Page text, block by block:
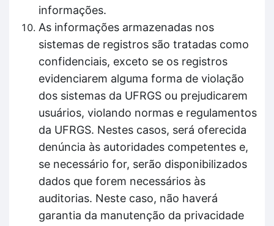
informações.
As informações armazenadas nos
sistemas de registros são tratadas como
confidenciais, exceto se os registros
evidenciarem alguma forma de violação
dos sistemas da UFRGS ou prejudicarem
usuários, violando normas e regulamentos
da UFRGS. Nestes casos, será oferecida
denúncia às autoridades competentes e,
se necessário for, serão disponibilizados
dados que forem necessários às
auditorias. Neste caso, não haverá
garantia da manutenção da privacidade